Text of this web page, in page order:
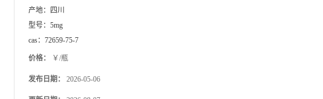
产地：
四川
型号： 5mg
cas： 72659-75-7
价格： ￥/瓶
发布日期： 2026-05-06